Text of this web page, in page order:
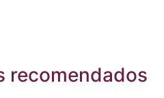
recomendados